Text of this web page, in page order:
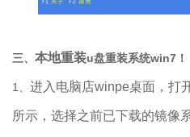
三、 本地重装u盘重装系统win7！
1、 进入电脑店winpe桌面，打
所示，选择之前已下载的镜像